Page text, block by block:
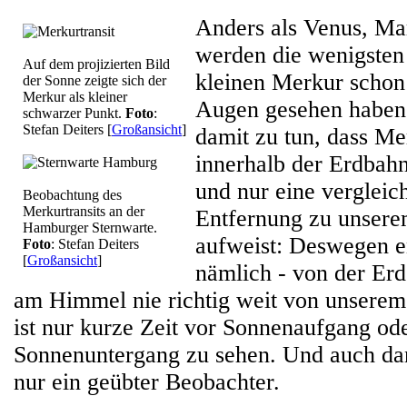
Auf dem projizierten Bild
der Sonne zeigte sich der
Merkur als kleiner
schwarzer Punkt. Foto:
Stefan Deiters [Großansicht]
Beobachtung des
Merkurtransits an der
Hamburger Sternwarte.
Foto: Stefan Deiters
[Großansicht]
Anders als Venus,
werden die
kleinen Merkur
Augen gesehen
damit zu tun, dass
innerhalb der
und nur eine
Entfernung zu
aufweist: Deswegen
nämlich - von der
am Himmel nie richtig weit von
ist nur kurze Zeit vor Sonnenaufgang
Sonnenuntergang zu sehen. Und auch
nur ein geübter Beobachter.